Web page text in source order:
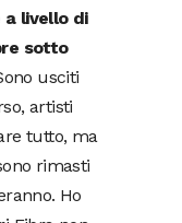
a livello di
sotto
usciti
artisti
tutto, ma
rimasti
Ho